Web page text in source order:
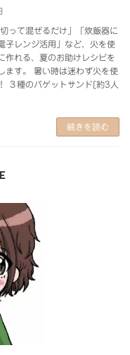
って混ぜるだけ」「炊飯器に
子レンジ活用」など、火を使
作れる、夏のお助けレシピを
ます。 暑い時は迷わず火を使
３種のバゲットサンド[約3人
続きを読む